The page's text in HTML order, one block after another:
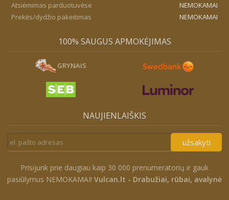
Atsiėmimas parduotuvėse
NEMOKAMAI
Prekės/dydžio pakeitimas
NEMOKAMAI
100% SAUGUS APMOKĖJIMAS
GRYNAIS
NAUJIENLAIŠKIS
užsakyti
Prisijunk prie daugiau kaip 30 000 prenumeratorių ir gauk
pasiūlymus NEMOKAMAI! Vulcan.lt - Drabužiai, rūbai, avalynė